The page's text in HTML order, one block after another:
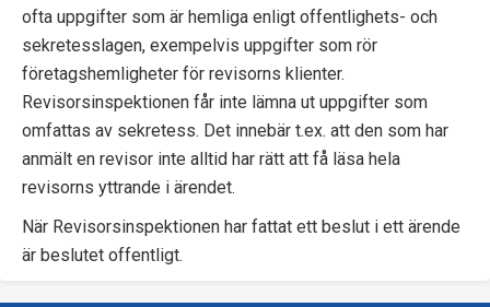
o
n
e
n
ofta uppgifter som är hemliga enligt offentlighets- och
sekretesslagen, exempelvis uppgifter som rör
företagshemligheter för revisorns klienter.
Revisorsinspektionen får inte lämna ut uppgifter som
omfattas av sekretess. Det innebär t.ex. att den som har
anmält en revisor inte alltid har rätt att få läsa hela
revisorns yttrande i ärendet.
När Revisorsinspektionen har fattat ett beslut i ett ärende
är beslutet offentligt.